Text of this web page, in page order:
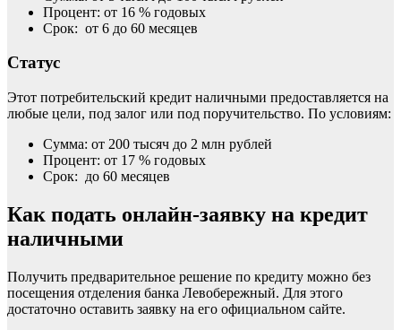
Процент: от 16 % годовых
Срок: от 6 до 60 месяцев
Статус
Этот потребительский кредит наличными предоставляется на
любые цели, под залог или под поручительство. По условиям:
Сумма: от 200 тысяч до 2 млн рублей
Процент: от 17 % годовых
Срок: до 60 месяцев
Как подать онлайн-заявку на кредит
наличными
Получить предварительное решение по кредиту можно без
посещения отделения банка Левобережный. Для этого
достаточно оставить заявку на его официальном сайте.